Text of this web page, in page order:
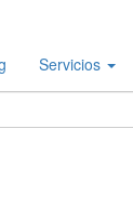
Servicios